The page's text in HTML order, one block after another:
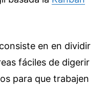
en en dividir
fáciles de digerir
para que trabajen